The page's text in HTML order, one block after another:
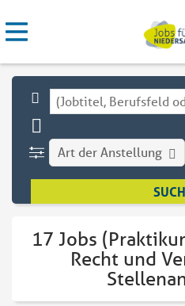
Art der Anstellung
17 Jobs
Recht und